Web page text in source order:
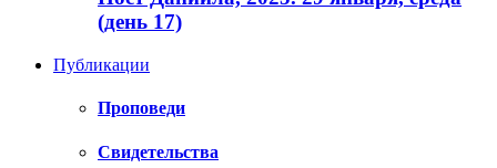
(день 17)
Публикации
Проповеди
Свидетельства